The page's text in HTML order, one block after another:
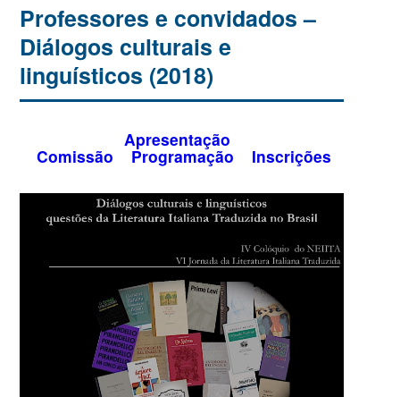
Professores e convidados –
Diálogos culturais e
linguísticos (2018)
Apresentação
Comissão Programação Inscrições